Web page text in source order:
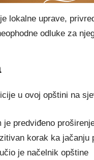
lokalne uprave,
odluke za
u ovoj opštini na
predviđeno
korak ka
je načelnik opštine